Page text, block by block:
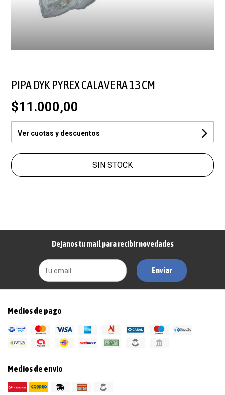
PIPA DYK PYREX CALAVERA 13 CM
$11.000,00
Ver cuotas y descuentos
SIN STOCK
Dejanos tu mail para recibir novedades
Enviar
Medios de pago
Medios de envío